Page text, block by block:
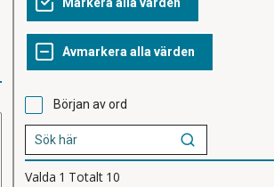
Början av ord
Valda 1 Totalt 10